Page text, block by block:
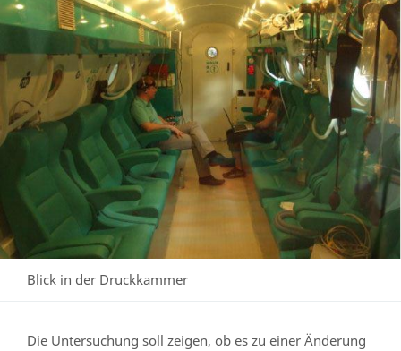
Blick in der Druckkammer
Die Untersuchung soll zeigen, ob es zu einer Änderung